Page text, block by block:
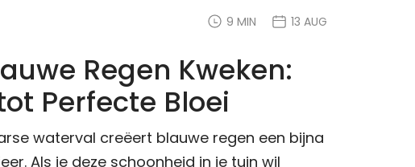
9 MIN 13 AUG
Regen Kweken:
Perfecte Bloei
waterval creëert blauwe regen een bijna
Als je deze schoonheid in je tuin wil